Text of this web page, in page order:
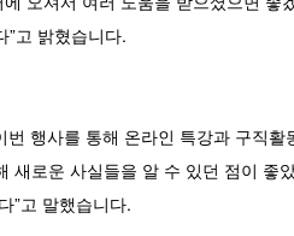
고 밝혔습니다.
행사를 통해 온라인 특강과 구직
새로운 사실들을 알 수 있던 점이 좋
”고 말했습니다.